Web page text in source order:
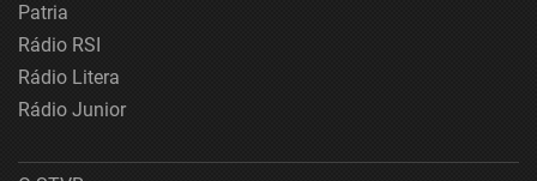
Patria
Rádio RSI
Rádio Litera
Rádio Junior